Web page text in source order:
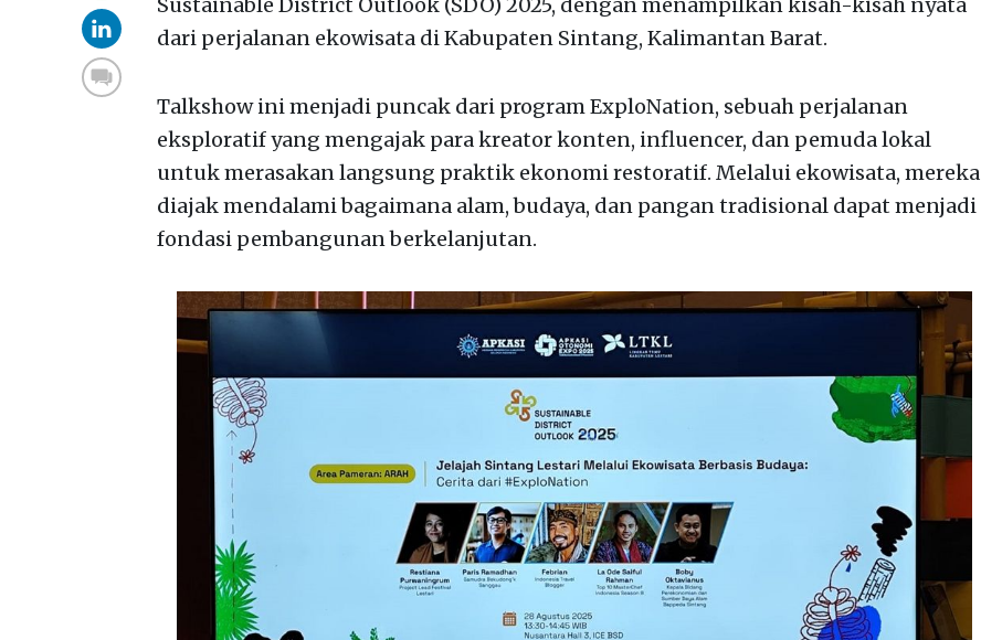
Sustainable District Outlook (SDO) 2025, dengan menampilkan kisah-kisah nyata
dari perjalanan ekowisata di Kabupaten Sintang, Kalimantan Barat.
Talkshow ini menjadi puncak dari program ExploNation, sebuah perjalanan
eksploratif yang mengajak para kreator konten, influencer, dan pemuda lokal
untuk merasakan langsung praktik ekonomi restoratif. Melalui ekowisata, mereka
diajak mendalami bagaimana alam, budaya, dan pangan tradisional dapat menjadi
fondasi pembangunan berkelanjutan.